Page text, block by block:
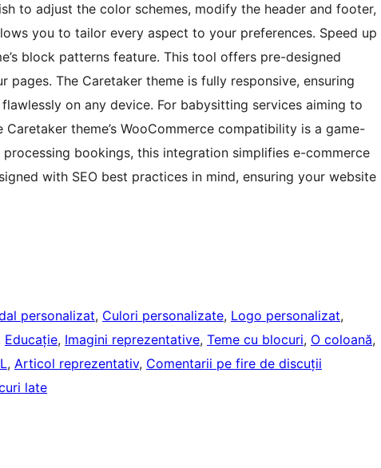
to adjust the color schemes, modify the header and footer,
you to tailor every aspect to your preferences. Speed up
block patterns feature. This tool offers pre-designed
The Caretaker theme is fully responsive, ensuring
on any device. For babysitting services aiming to
theme’s WooCommerce compatibility is a game-
bookings, this integration simplifies e-commerce
with SEO best practices in mind, ensuring your website
personalizat, Culori personalizate, Logo personalizat
Educație, Imagini reprezentative, Teme cu blocuri, O coloană
, Articol reprezentativ, Comentarii pe fire de discuții
late